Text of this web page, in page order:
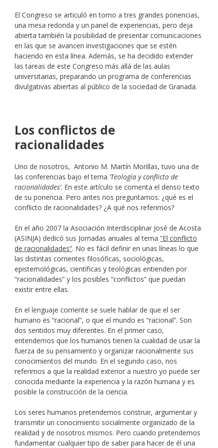
El Congreso se articuló en torno a tres grandes ponencias,
una mesa redonda y un panel de experiencias, pero deja
abierta también la posibilidad de presentar comunicaciones
en las que se avancen investigaciones que se estén
haciendo en esta línea. Además, se ha decidido extender
las tareas de este Congreso más allá de las aulas
universitarias, preparando un programa de conferencias
divulgativas abiertas al público de la sociedad de Granada.
Los conflictos de
racionalidades
Uno de nosotros, Antonio M. Martín Morillas, tuvo una de
las conferencias bajo el tema ‘Teología y conflicto de
racionalidades’. En este artículo se comenta el denso texto
de su ponencia. Pero antes nos preguntamos: ¿qué es el
conflicto de racionalidades? ¿A qué nos referimos?
En el año 2007 la Asociación Interdisciplinar José de Acosta
(ASINJA) dedicó sus Jornadas anuales al tema “El conflicto
de racionalidades”. No es fácil definir en unas líneas lo que
las distintas corrientes filosóficas, sociológicas,
epistemológicas, científicas y teológicas entienden por
“racionalidades” y los posibles “conflictos” que puedan
existir entre ellas.
En el lenguaje corriente se suele hablar de que el ser
humano es “racional”, o que el mundo es “racional”. Son
dos sentidos muy diferentes. En el primer caso,
entendemos que los humanos tienen la cualidad de usar la
fuerza de su pensamiento y organizar racionalmente sus
conocimientos del mundo. En el segundo caso, nos
referimos a que la realidad exterior a nuestro yo puede ser
conocida mediante la experiencia y la razón humana y es
posible la construcción de la ciencia.
Los seres humanos pretendemos construir, argumentar y
transmitir un conocimiento socialmente organizado de la
realidad y de nosotros mismos. Pero cuando pretendemos
fundamentar cualquier tipo de saber para hacer de él una